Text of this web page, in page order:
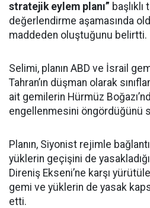
stratejik eylem planı” başlıklı
değerlendirme aşamasında
maddeden oluştuğunu belirtti.
Selimi, planın ABD ve İsrail
Tahran’ın düşman olarak
ait gemilerin Hürmüz
engellenmesini öngördüğünü
Planın, Siyonist rejimle
yüklerin geçişini de
Direniş Ekseni’ne karşı
gemi ve yüklerin de yasak
etti.